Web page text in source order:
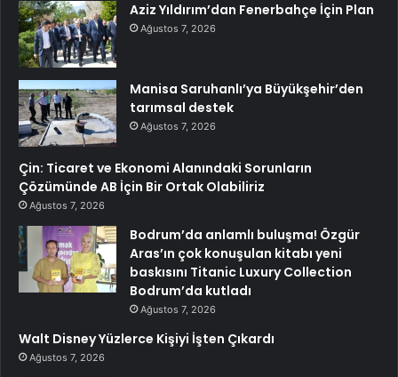
Aziz Yıldırım’dan Fenerbahçe İçin Plan
Ağustos 7, 2026
Manisa Saruhanlı’ya Büyükşehir’den
tarımsal destek
Ağustos 7, 2026
Çin: Ticaret ve Ekonomi Alanındaki Sorunların
Çözümünde AB İçin Bir Ortak Olabiliriz
Ağustos 7, 2026
Bodrum’da anlamlı buluşma! Özgür
Aras’ın çok konuşulan kitabı yeni
baskısını Titanic Luxury Collection
Bodrum’da kutladı
Ağustos 7, 2026
Walt Disney Yüzlerce Kişiyi İşten Çıkardı
Ağustos 7, 2026